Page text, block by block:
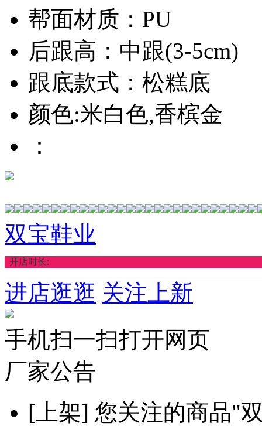
帮面材质：PU
后跟高：中跟(3-5cm)
跟底款式：松糕底
颜色:米白色,香槟金
：
双宝鞋业
开店时长:
进店逛逛 关注上新
手机扫一扫打开网页
厂家公告
[上架] 您关注的商品"